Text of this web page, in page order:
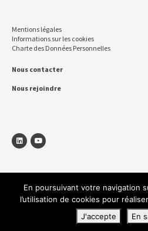
Mentions légales
Informations sur les cookies
Charte des Données Personnelles
Nous contacter
Nous rejoindre
En poursuivant votre navigation
l’utilisation de cookies pour
J'accepte
En